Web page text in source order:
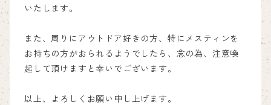
いたします。
また、周りにアウトドア好きの方、特にメスティンを
お持ちの方がおられるようでしたら、念の為、注意喚
起して頂けますと幸いでございます。
以上、よろしくお願い申し上げます。